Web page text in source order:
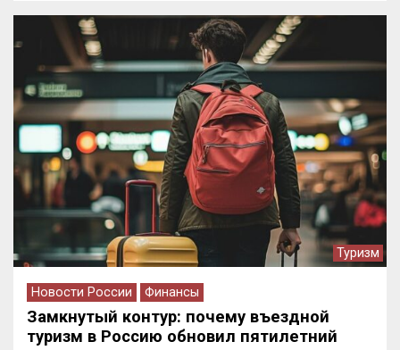
Туризм
Новости России Финансы
Замкнутый контур: почему въездной
туризм в Россию обновил пятилетний